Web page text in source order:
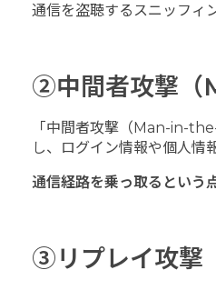
通信を盗聴するスニッフィ
②中間者攻撃（
「中間者攻撃（Man-in-
し、ログイン情報や個人情
通信経路を乗っ取るという
③リプレイ攻撃